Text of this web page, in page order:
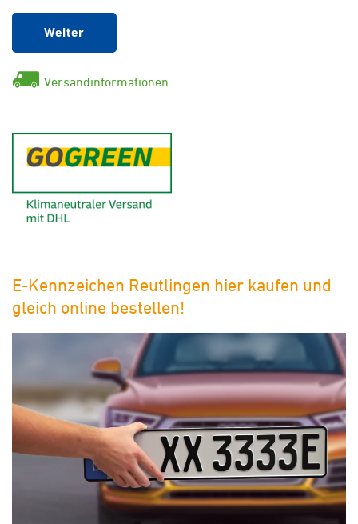
Weiter
Versandinformationen
E-Kennzeichen Reutlingen hier kaufen und
gleich online bestellen!